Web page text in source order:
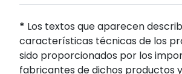
* Los textos que aparecen
características técnicas de los
sido proporcionados por los
fabricantes de dichos productos